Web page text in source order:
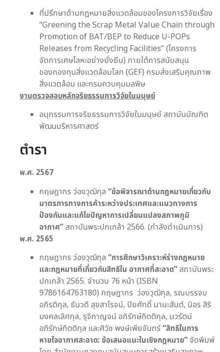
ที่ปรึกษาด้านกฎหมายสิ่งแวดล้อมของโครงการวิจัยเรื่อง
“Greening the Scrap Metal Value Chain through
Promotion of BAT/BEP to Reduce U-POPs
Releases from Recycling Facilities” (โครงการ
จัดการเศษโลหะอย่างยั่งยืน) ภายใต้การสนับสนุน
ของกองทุนสิ่งแวดล้อมโลก (GEF) กรมส่งเสริมคุณภาพ
สิ่งแวดล้อม และกรมควบคุมมลพิษ
งานตรวจสอบหลักจริยธรรมการวิจัยในมนุษย์
อนุกรรมการจริยธรรมการวิจัยในมนุษย์ สถาบันบัณฑิต
พัฒนบริหารศาสตร์
ตำรา
พ.ศ. 2567
กฤษฎากร ว่องวุฒิกุล “ข้อพิจารณาด้านกฎหมายเกี่ยวกับ
มาตรการทางการค้าระหว่างประเทศและแนวทางการ
ป้องกันและแก้ไขปัญหาการเปลี่ยนแปลงสภาพภูมิ
อากาศ”สถาบันพระปกเกล้า 2566. (กำลังดำเนินการ)
พ.ศ. 2565
กฤษฎากร ว่องวุฒิกุล “การศึกษาวิเคราะห์ร่างกฎหมาย
และกฎหมายที่เกี่ยวกับสิทธิใน อากาศที่สะอาด”สถาบันพระ
ปกเกล้า 2565. จำนวน 76 หน้า (ISBN
9786164763180) กฤษฎากร ว่องวุฒิกุล, รณบรรจบ
อภิรติกุล, ธันวดี สุขสาโรจน์, ปิยศักดิ์ มานะสันต์, นิอร สิริ
มงคลเลิศกุล, รุจิกาญจน์ อภิรักษ์กิตติกุล, นวรัตน์
อภิรักษ์กิตติกุล และศิวัช พงษ์เพียจันทร์“สิทธิในการ
หายใจอากาศสะอาด: ข้อเสนอแนะในเชิงกฎหมาย”จัดพิมพ์